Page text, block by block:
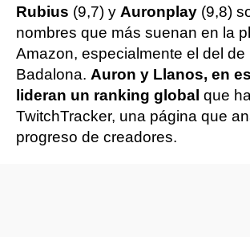
Rubius (9,7) y Auronplay (9,8)
nombres que más suenan en la
Amazon, especialmente el del de
Badalona. Auron y Llanos, en
lideran un ranking global que
TwitchTracker, una página que
progreso de creadores.